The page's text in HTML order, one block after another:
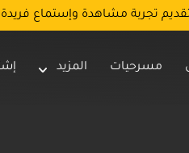
تجربة مشاهدة وإستماع
مسرحيات المزيد